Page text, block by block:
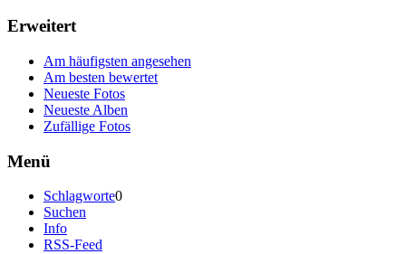
Erweitert
Am häufigsten angesehen
Am besten bewertet
Neueste Fotos
Neueste Alben
Zufällige Fotos
Menü
Schlagworte0
Suchen
Info
RSS-Feed